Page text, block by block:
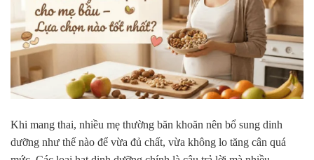
Khi mang thai, nhiều mẹ thường băn khoăn nên bổ sung dinh
dưỡng như thế nào để vừa đủ chất, vừa không lo tăng cân quá